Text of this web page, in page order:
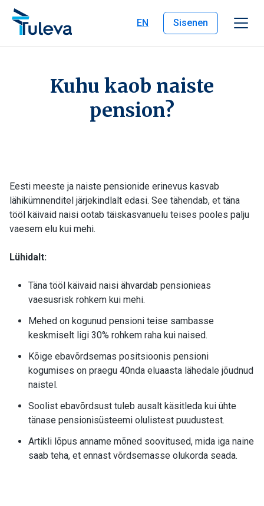
Liigu edasi sisu juurde
EN
Sisenen
Kuhu kaob naiste
pension?
Eesti meeste ja naiste pensionide erinevus kasvab
lähikümnenditel järjekindlalt edasi. See tähendab, et täna
tööl käivaid naisi ootab täiskasvanuelu teises pooles palju
vaesem elu kui mehi.
Lühidalt:
Täna tööl käivaid naisi ähvardab pensionieas
vaesusrisk rohkem kui mehi.
Mehed on kogunud pensioni teise sambasse
keskmiselt ligi 30% rohkem raha kui naised.
Kõige ebavõrdsemas positsioonis pensioni
kogumises on praegu 40nda eluaasta lähedale jõudnud
naistel.
Soolist ebavõrdsust tuleb ausalt käsitleda kui ühte
tänase pensionisüsteemi olulistest puudustest.
Artikli lõpus anname mõned soovitused, mida iga naine
saab teha, et ennast võrdsemasse olukorda seada.